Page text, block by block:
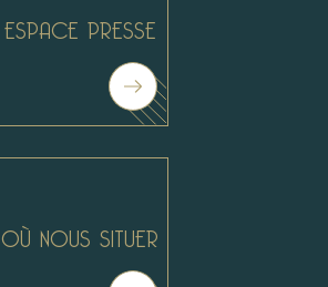
#
ESPACE PRESSE
OÙ NOUS SITUER